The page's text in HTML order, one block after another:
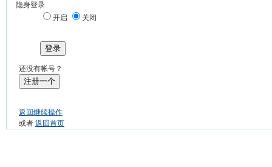
隐身登录
开启
关闭
登录
还没有帐号？
注册一个
返回继续操作
或者 返回首页